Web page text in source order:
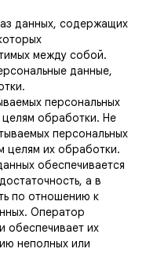
данных, содержащих
между собой.
данные,
персональных
обработки. Не
персональных
целям их обработки.
обеспечивается
а в
по отношению к
Оператор
обеспечивает их
неполных или